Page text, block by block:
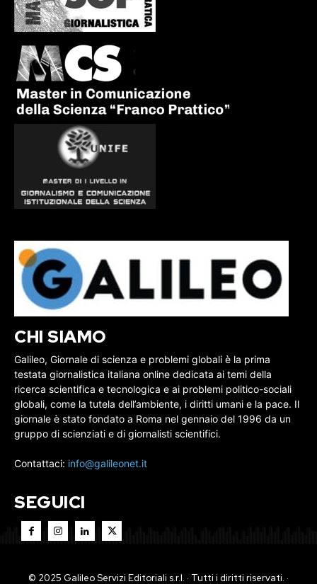
CHI SIAMO
Galileo, Giornale di scienza e problemi globali è la prima
testata giornalistica italiana online dedicata ai temi della
ricerca scientifica e tecnologica e ai problemi politico-sociali
globali, come la tutela dell’ambiente, i diritti umani e la pace. Il
giornale è stato fondato a Roma nel gennaio del 1996 da un
gruppo di scienziati e di giornalisti scientifici.
Contattaci: info@galileonet.it
SEGUICI
© 2025 Galileo Servizi Editoriali s.r.l. · Tutti i diritti riservati. ·